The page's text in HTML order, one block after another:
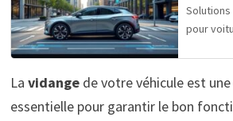
pour
La vidangede votre véhicule est
essentielle pour garantir le bon